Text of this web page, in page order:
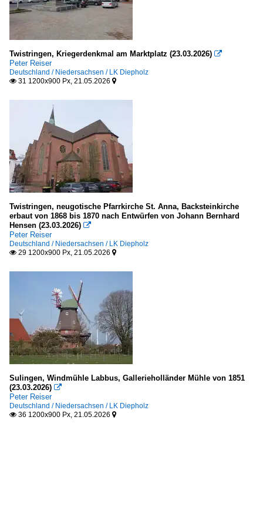
Twistringen, Kriegerdenkmal am Marktplatz (23.03.2026) 
Peter Reiser
Deutschland / Niedersachsen / LK Diepholz
 31 1200x900 Px, 21.05.2026 
Twistringen, neugotische Pfarrkirche St. Anna, Backsteinkirche
erbaut von 1868 bis 1870 nach Entwürfen von Johann Bernhard
Hensen (23.03.2026) 
Peter Reiser
Deutschland / Niedersachsen / LK Diepholz
 29 1200x900 Px, 21.05.2026 
Sulingen, Windmühle Labbus, Gallerieholländer Mühle von 1851
(23.03.2026) 
Peter Reiser
Deutschland / Niedersachsen / LK Diepholz
 36 1200x900 Px, 21.05.2026 